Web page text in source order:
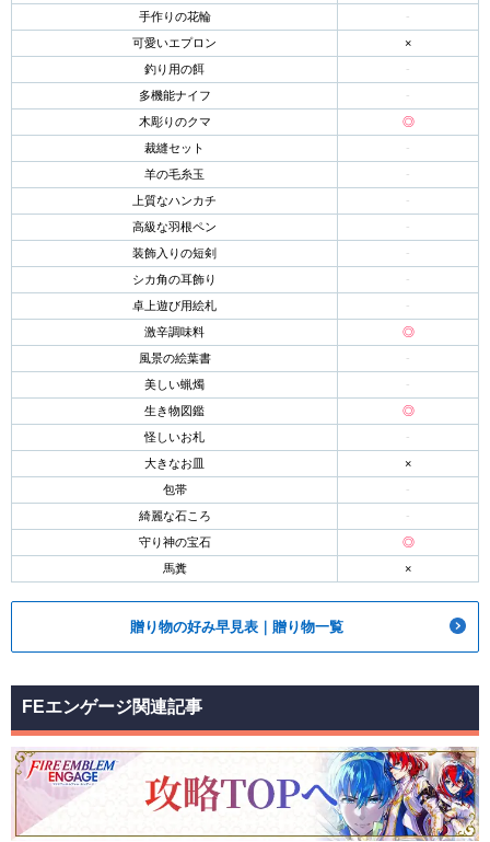
手作りの花輪
-
可愛いエプロン
×
釣り用の餌
-
多機能ナイフ
-
木彫りのクマ
◎
裁縫セット
-
羊の毛糸玉
-
上質なハンカチ
-
高級な羽根ペン
-
装飾入りの短剣
-
シカ角の耳飾り
-
卓上遊び用絵札
-
激辛調味料
◎
風景の絵葉書
-
美しい蝋燭
-
生き物図鑑
◎
怪しいお札
-
大きなお皿
×
包帯
-
綺麗な石ころ
-
守り神の宝石
◎
馬糞
×
贈り物の好み早見表｜贈り物一覧
FEエンゲージ関連記事